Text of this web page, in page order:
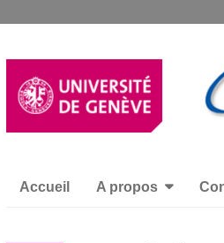
Accueil A propos